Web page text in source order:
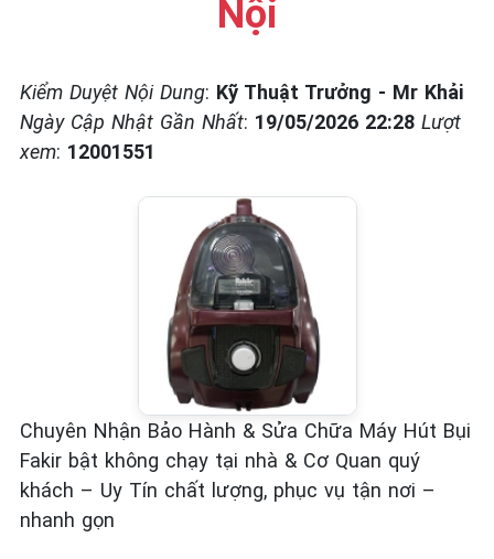
Nội
Kiểm Duyệt Nội Dung: Kỹ Thuật Trưởng - Mr Khải
Ngày Cập Nhật Gần Nhất: 19/05/2026 22:28 Lượt
xem: 12001551
Chuyên Nhận Bảo Hành & Sửa Chữa Máy Hút Bụi
Fakir bật không chạy tại nhà & Cơ Quan quý
khách – Uy Tín chất lượng, phục vụ tận nơi –
nhanh gọn